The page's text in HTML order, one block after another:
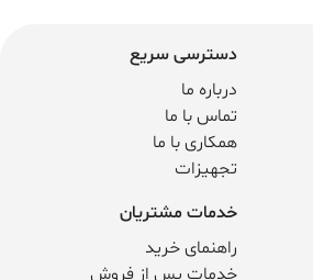
دسترسی سریع
درباره ما
تماس با ما
همکاری با ما
تجهیزات
خدمات مشتریان
راهنمای خرید
خدمات پس از فروش